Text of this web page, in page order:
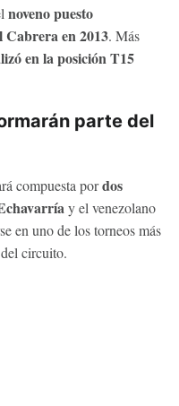
noveno puesto
Cabrera en 2013. Más
en la posición T15
parte del
compuesta pordos
y el venezolano
en uno de los torneos más
circuito.